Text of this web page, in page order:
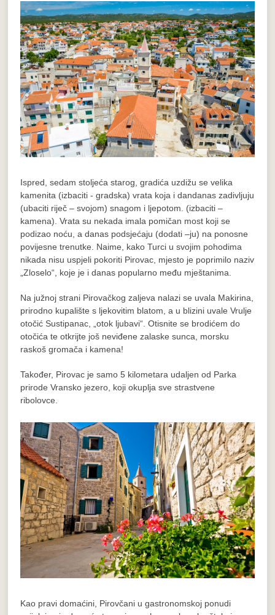
Ispred, sedam stoljeća starog, gradića uzdižu se velika
kamenita (izbaciti - gradska) vrata koja i dandanas zadivljuju
(ubaciti riječ – svojom) snagom i ljepotom. (izbaciti –
kamena). Vrata su nekada imala pomičan most koji se
podizao noću, a danas podsjećaju (dodati –ju) na ponosne
povijesne trenutke. Naime, kako Turci u svojim pohodima
nikada nisu uspjeli pokoriti Pirovac, mjesto je poprimilo naziv
„Zloselo“, koje je i danas popularno među mještanima.
Na južnoj strani Pirovačkog zaljeva nalazi se uvala Makirina,
prirodno kupalište s ljekovitim blatom, a u blizini uvale Vrulje
otočić Sustipanac, „otok ljubavi“. Otisnite se brodićem do
otočića te otkrijte još neviđene zalaske sunca, morsku
raskoš gromača i kamena!
Također, Pirovac je samo 5 kilometara udaljen od Parka
prirode Vransko jezero, koji okuplja sve strastvene
ribolovce.
Kao pravi domaćini, Pirovčani u gastronomskoj ponudi